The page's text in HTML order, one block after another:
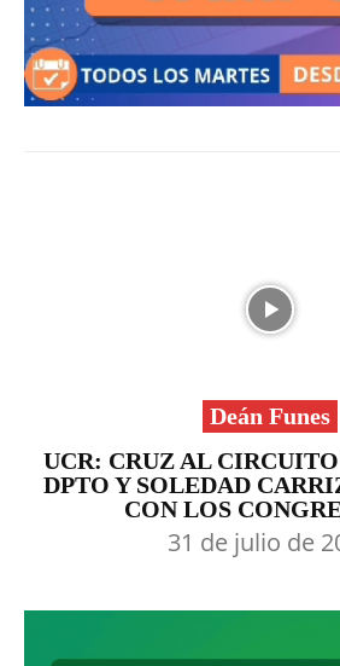
Deán Funes
UCR: CRUZ AL
DPTO Y SOLEDAD
CON LOS
31 de julio de